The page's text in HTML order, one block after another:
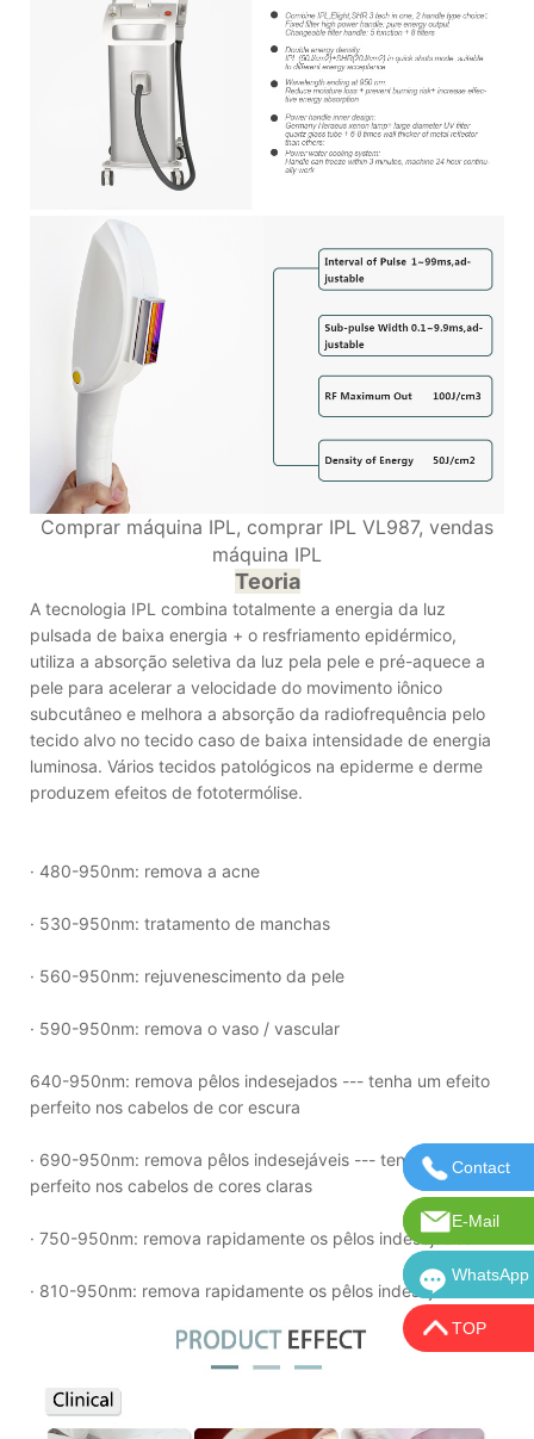
Comprar máquina IPL, comprar IPL VL987, vendas
máquina IPL
Teoria
A tecnologia IPL combina totalmente a energia da luz
pulsada de baixa energia + o resfriamento epidérmico,
utiliza a absorção seletiva da luz pela pele e pré-aquece a
pele para acelerar a velocidade do movimento iônico
subcutâneo e melhora a absorção da radiofrequência pelo
tecido alvo no tecido caso de baixa intensidade de energia
luminosa. Vários tecidos patológicos na epiderme e derme
produzem efeitos de fototermólise.
· 480-950nm: remova a acne
· 530-950nm: tratamento de manchas
· 560-950nm: rejuvenescimento da pele
· 590-950nm: remova o vaso / vascular
640-950nm: remova pêlos indesejados --- tenha um efeito
perfeito nos cabelos de cor escura
· 690-950nm: remova pêlos indesejáveis --- tenha um efeito
perfeito nos cabelos de cores claras
· 750-950nm: remova rapidamente os pêlos indesejados
· 810-950nm: remova rapidamente os pêlos indesejados
Contact
Entre em
E-Mail
E-mail:
WhatsApp
TOP